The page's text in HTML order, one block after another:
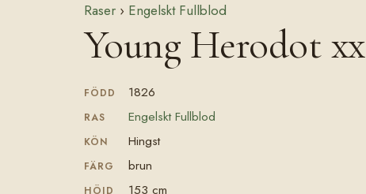
Raser › Engelskt Fullblod
Young Herodot xx
FÖDD 1826
RAS Engelskt Fullblod
KÖN Hingst
FÄRG brun
HÖJD 153 cm